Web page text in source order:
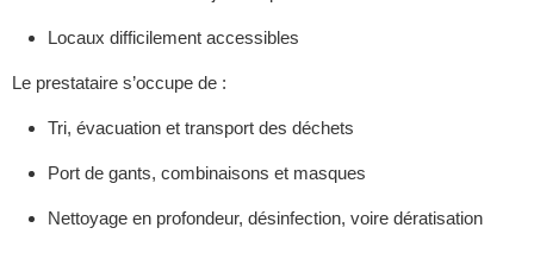
Locaux difficilement accessibles
Le prestataire s’occupe de :
Tri, évacuation et transport des déchets
Port de gants, combinaisons et masques
Nettoyage en profondeur, désinfection, voire dératisation